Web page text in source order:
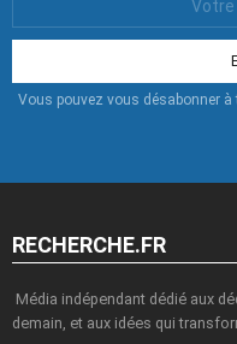
:
Vous pouvez vous désabonner
RECHERCHE.FR
Média indépendant dédié aux
demain, et aux idées qui